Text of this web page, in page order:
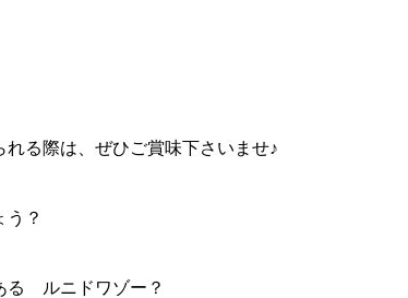
る際は、ぜひご賞味下さいませ♪
う？
ルニドワゾー？